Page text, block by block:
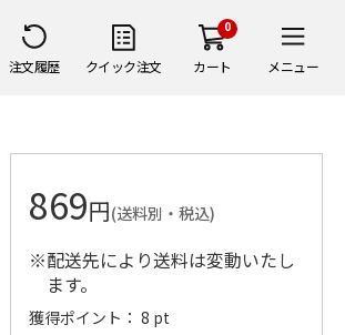
注文履歴 クイック注文
0
カート メニュー
869円(送料別・税込)
※配送先により送料は変動いたし
ます。
獲得ポイント： 8 pt